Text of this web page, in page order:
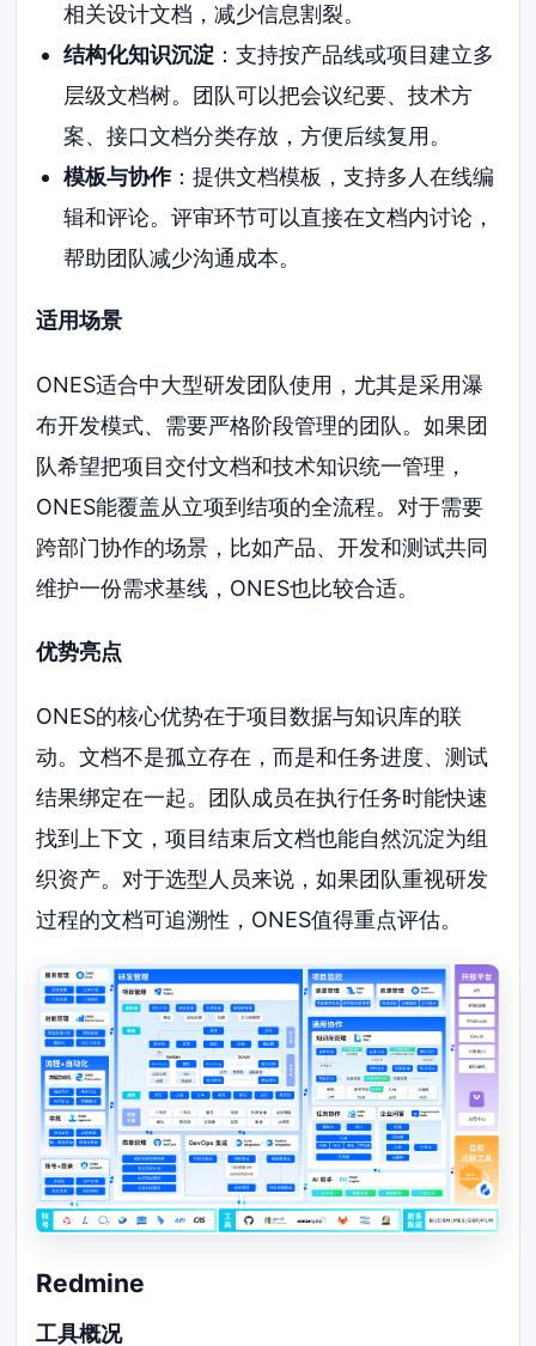
相关设计文档，减少信息割裂。
结构化知识沉淀：支持按产品线或项目建立多
层级文档树。团队可以把会议纪要、技术方
案、接口文档分类存放，方便后续复用。
模板与协作：提供文档模板，支持多人在线编
辑和评论。评审环节可以直接在文档内讨论，
帮助团队减少沟通成本。
适用场景
ONES适合中大型研发团队使用，尤其是采用瀑
布开发模式、需要严格阶段管理的团队。如果团
队希望把项目交付文档和技术知识统一管理，
ONES能覆盖从立项到结项的全流程。对于需要
跨部门协作的场景，比如产品、开发和测试共同
维护一份需求基线，ONES也比较合适。
优势亮点
ONES的核心优势在于项目数据与知识库的联
动。文档不是孤立存在，而是和任务进度、测试
结果绑定在一起。团队成员在执行任务时能快速
找到上下文，项目结束后文档也能自然沉淀为组
织资产。对于选型人员来说，如果团队重视研发
过程的文档可追溯性，ONES值得重点评估。
Redmine
工具概况